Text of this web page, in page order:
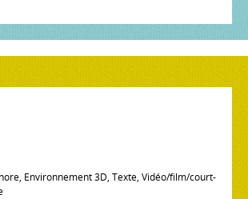
Environnement 3D Texte Vidéo/film/court-